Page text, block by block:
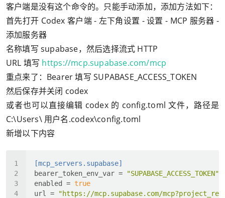
客户端是没有这个命令的。只能手动添加，添加方法如下：
首先打开 Codex 客户端 - 左下角设置 - 设置 - MCP 服务器 -
添加服务器
名称填写 supabase，然后选择流式 HTTP
URL 填写 https://mcp.supabase.com/mcp
重点来了：Bearer 填写 SUPABASE_ACCESS_TOKEN
然后保存并关闭 codex
或者也可以直接编辑 codex 的 config.toml 文件，路径是
C:\Users\ 用户名.codex\config.toml
新增以下内容
[mcp_servers.supabase]
bearer_token_env_var =
"SUPABASE_ACCESS_TOKEN"
enabled
= true
url
= "https://mcp.supabase.com/